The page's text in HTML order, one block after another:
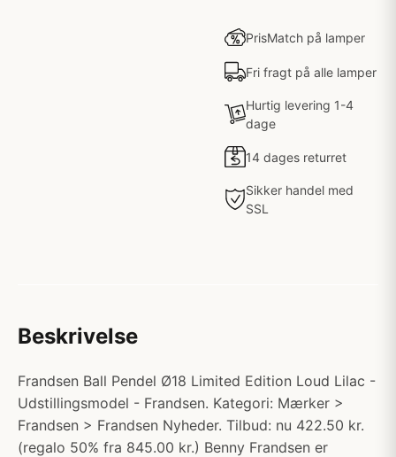
PrisMatch på lamper
Fri fragt på alle lamper
Hurtig levering 1-4
dage
14 dages returret
Sikker handel med
SSL
Beskrivelse
Frandsen Ball Pendel Ø18 Limited Edition Loud Lilac -
Udstillingsmodel - Frandsen. Kategori: Mærker >
Frandsen > Frandsen Nyheder. Tilbud: nu 422.50 kr.
(regalo 50% fra 845.00 kr.) Benny Frandsen er